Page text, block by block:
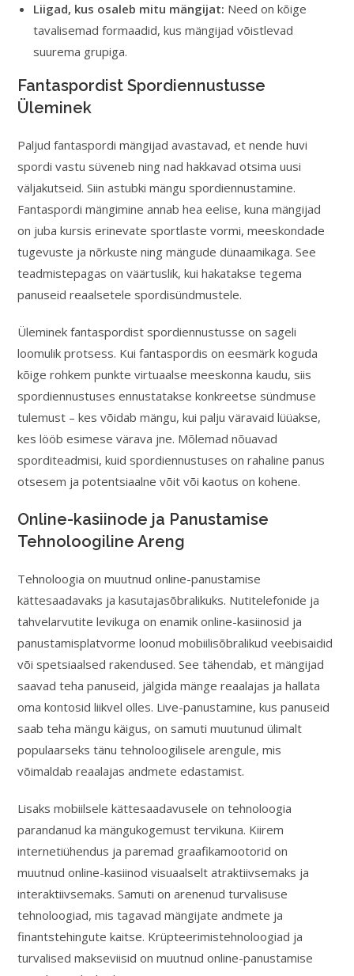
Liigad, kus osaleb mitu mängijat: Need on kõige
tavalisemad formaadid, kus mängijad võistlevad
suurema grupiga.
Fantaspordist Spordiennustusse
Üleminek
Paljud fantaspordi mängijad avastavad, et nende huvi
spordi vastu süveneb ning nad hakkavad otsima uusi
väljakutseid. Siin astubki mängu spordiennustamine.
Fantaspordi mängimine annab hea eelise, kuna mängijad
on juba kursis erinevate sportlaste vormi, meeskondade
tugevuste ja nõrkuste ning mängude dünaamikaga. See
teadmistepagas on väärtuslik, kui hakatakse tegema
panuseid reaalsetele spordisündmustele.
Üleminek fantaspordist spordiennustusse on sageli
loomulik protsess. Kui fantaspordis on eesmärk koguda
kõige rohkem punkte virtuaalse meeskonna kaudu, siis
spordiennustuses ennustatakse konkreetse sündmuse
tulemust – kes võidab mängu, kui palju väravaid lüüakse,
kes lööb esimese värava jne. Mõlemad nõuavad
sporditeadmisi, kuid spordiennustuses on rahaline panus
otsesem ja potentsiaalne võit või kaotus on kohene.
Online-kasiinode ja Panustamise
Tehnoloogiline Areng
Tehnoloogia on muutnud online-panustamise
kättesaadavaks ja kasutajasõbralikuks. Nutitelefonide ja
tahvelarvutite levikuga on enamik online-kasiinosid ja
panustamisplatvorme loonud mobiilisõbralikud veebisaidid
või spetsiaalsed rakendused. See tähendab, et mängijad
saavad teha panuseid, jälgida mänge reaalajas ja hallata
oma kontosid liikvel olles. Live-panustamine, kus panuseid
saab teha mängu käigus, on samuti muutunud ülimalt
populaarseks tänu tehnoloogilisele arengule, mis
võimaldab reaalajas andmete edastamist.
Lisaks mobiilsele kättesaadavusele on tehnoloogia
parandanud ka mängukogemust tervikuna. Kiirem
internetiühendus ja paremad graafikamootorid on
muutnud online-kasiinod visuaalselt atraktiivsemaks ja
interaktiivsemaks. Samuti on arenenud turvalisuse
tehnoloogiad, mis tagavad mängijate andmete ja
finantstehingute kaitse. Krüpteerimistehnoloogiad ja
turvalised makseviisid on muutnud online-panustamise